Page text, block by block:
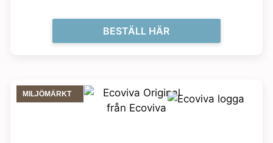
BESTÄLL HÄR
MILJÖMÄRKT